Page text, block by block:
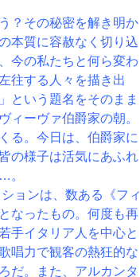
？その秘密を解き明か
本質に容赦なく切り込
今の私たちと何ら変わ
往する人々を描き出
という題名をそのまま
ィーヴァ伯爵家の朝。
る。今日は、伯爵家に
の様子は活気にあふれ
。
ョンは、数ある《フィ
なったもの。何度も再
手イタリア人を中心と
唱力で観客の熱狂的な
だ。また、アルカンタ